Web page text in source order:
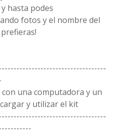
hasta podes
fotos y el nombre del
una computadora y un
y utilizar el kit